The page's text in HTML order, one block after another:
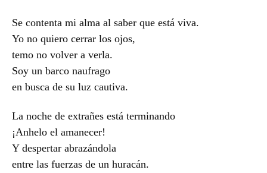
Se contenta mi alma al saber que está viva.
Yo no quiero cerrar los ojos,
temo no volver a verla.
Soy un barco naufrago
en busca de su luz cautiva.
La noche de extrañes está terminando
¡Anhelo el amanecer!
Y despertar abrazándola
entre las fuerzas de un huracán.